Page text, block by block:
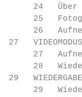
24   Über
25
26
27   VIDEOMODUS
27
28
29
29